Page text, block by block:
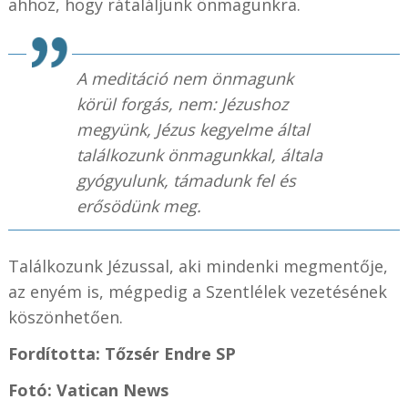
ahhoz, hogy rátaláljunk önmagunkra.
A meditáció nem önmagunk
körül forgás, nem: Jézushoz
megyünk, Jézus kegyelme által
találkozunk önmagunkkal, általa
gyógyulunk, támadunk fel és
erősödünk meg.
Találkozunk Jézussal, aki mindenki megmentője,
az enyém is, mégpedig a Szentlélek vezetésének
köszönhetően.
Fordította: Tőzsér Endre SP
Fotó: Vatican News